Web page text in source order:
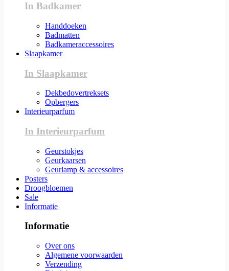
In Badkamer
Handdoeken
Badmatten
Badkameraccessoires
Slaapkamer
In Slaapkamer
Dekbedovertreksets
Opbergers
Interieurparfum
In Interieurparfum
Geurstokjes
Geurkaarsen
Geurlamp & accessoires
Posters
Droogbloemen
Sale
Informatie
Informatie
Over ons
Algemene voorwaarden
Verzending